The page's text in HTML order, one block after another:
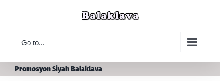
Go to...
Promosyon Siyah Balaklava